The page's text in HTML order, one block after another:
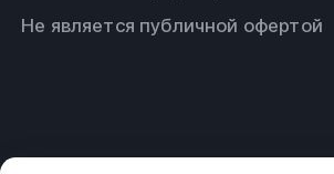
Не является публичной офертой